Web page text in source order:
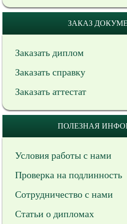
ЗАКАЗ
Заказать диплом
Заказать справку
Заказать аттестат
ПОЛЕЗНАЯ
Условия работы с нами
Проверка на подлинность
Сотрудничество с нами
Статьи о дипломах